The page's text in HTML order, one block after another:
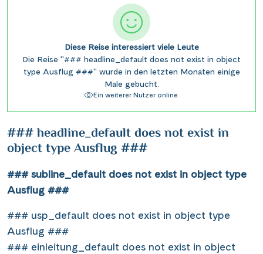
### headline_default does not exist in
object type Ausflug ###
### subline_default does not exist in object type
Ausflug ###
### usp_default does not exist in object type
Ausflug ###
### einleitung_default does not exist in object
Diese Reise interessiert viele Leute
Die Reise "### headline_default does not exist in object
type Ausflug ###" wurde in den letzten Monaten einige
Male gebucht.
Ein weiterer Nutzer online.